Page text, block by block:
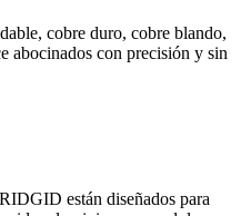
cobre duro, cobre blando,
abocinados con precisión y sin
están diseñados para